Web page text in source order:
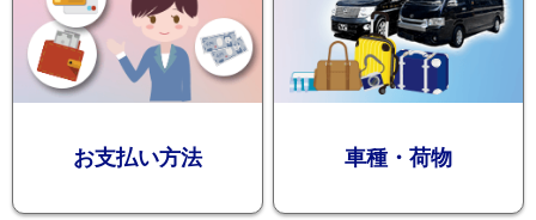
メー
お支払い方法 車種・荷物